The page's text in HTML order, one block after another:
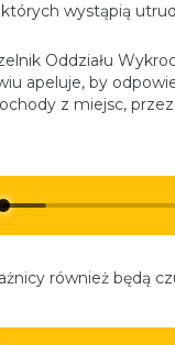
wystąpią
Oddziału
apeluje, by
z miejsc,
również będą